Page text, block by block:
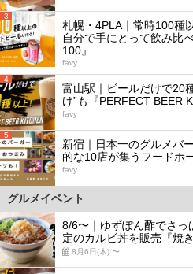
3
札幌・4PLA｜常時100種
自分で手にとって飲み比
100』
favy
4
富山駅｜ビールだけで20
け”も『PERFECT BEER
favy
5
新宿｜日本一のグルメバ
的な10店が集うフードホ
favy
グルメイベント
8/6〜｜ゆずぽん酢でさっ
定のカルビ丼を販売『焼
8月6日(木) 〜